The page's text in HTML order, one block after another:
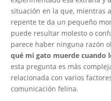
situación en la que, mientras
repente te da un pequeño
puede resultar molesto o
parece haber ninguna razón
qué mi gato muerde cuando
esta pregunta es más
relacionada con varios
comunicación felina.